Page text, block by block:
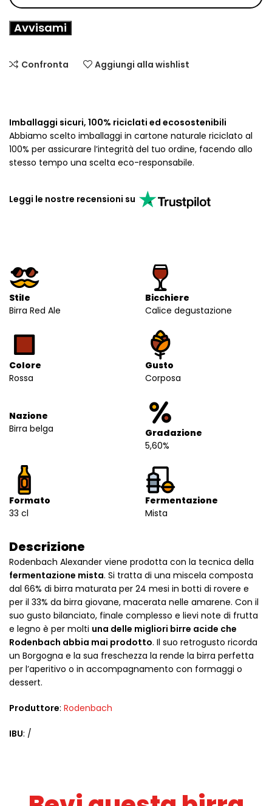
Avvisami
Confronta Aggiungi alla wishlist
Imballaggi sicuri, 100% riciclati ed ecosostenibili
Abbiamo scelto imballaggi in cartone naturale riciclato al
100% per assicurare l’integrità del tuo ordine, facendo allo
stesso tempo una scelta eco-responsabile.
Leggi le nostre recensioni su
Stile
Birra Red Ale
Bicchiere
Calice degustazione
Colore
Rossa
Gusto
Corposa
Nazione
Birra belga
Gradazione
5,60%
Formato
33 cl
Fermentazione
Mista
Descrizione
Rodenbach Alexander viene prodotta con la tecnica della
fermentazione mista. Si tratta di una miscela composta
dal 66% di birra maturata per 24 mesi in botti di rovere e
per il 33% da birra giovane, macerata nelle amarene. Con il
suo gusto bilanciato, finale complesso e lievi note di frutta
e legno è per molti una delle migliori birre acide che
Rodenbach abbia mai prodotto. Il suo retrogusto ricorda
un Borgogna e la sua freschezza la rende la birra perfetta
per l’aperitivo o in accompagnamento con formaggi o
dessert.
Produttore: Rodenbach
IBU: /